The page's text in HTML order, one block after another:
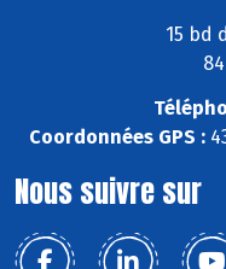
15 bd
Coordonnées GPS :
Nous suivre sur